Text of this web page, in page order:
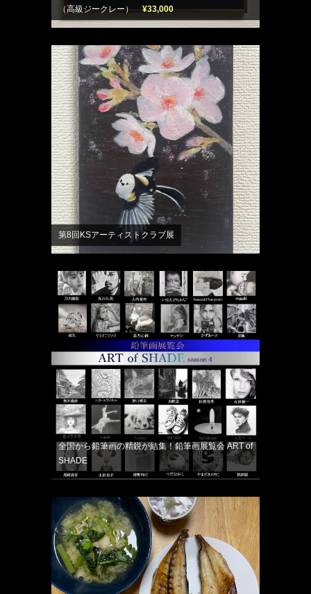
（高級ジークレー）
¥33,000
第8回KSアーティストクラブ展
全国から鉛筆画の精鋭が結集！鉛筆画展覧会 ART of
SHADE